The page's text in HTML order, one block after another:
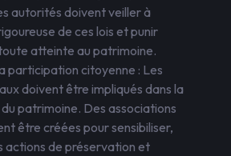
autorités doivent veiller à
de ces lois et punir
atteinte au patrimoine.
participation citoyenne : Les
doivent être impliqués dans la
patrimoine. Des associations
être créées pour sensibiliser,
actions de préservation et